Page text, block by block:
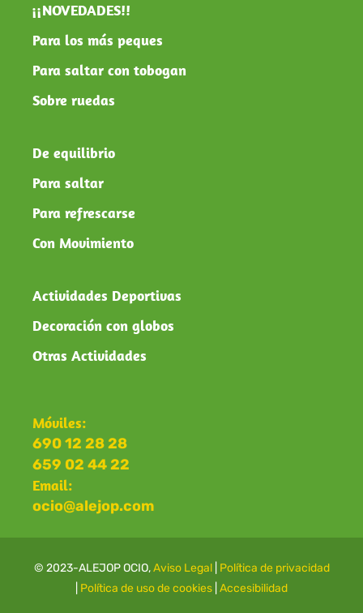
¡¡NOVEDADES!!
Para los más peques
Para saltar con tobogan
Sobre ruedas
De equilibrio
Para saltar
Para refrescarse
Con Movimiento
Actividades Deportivas
Decoración con globos
Otras Actividades
Móviles:
690 12 28 28
659 02 44 22
Email:
ocio@alejop.com
© 2023-ALEJOP OCIO,Aviso Legal| Política de privacidad
Política de uso de cookies Accesibilidad